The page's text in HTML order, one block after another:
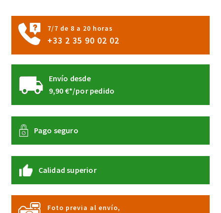
7/7 de 8 a 20 horas
+33 2 35 90 02 02
Envío desde
9,90 €*/por pedido
Pago seguro
Calidad superior
Foto previa al envío,